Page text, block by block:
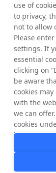
Tradedoubler
strettamente
generare
scala
inserzionisti
American
Expedia e
Nasdaq OMX
Ulteriori
use of
to privacy,
not to allow
Please
settings. If
essential
clicking on
be aware
cookies
with the
we can
cookies
have any